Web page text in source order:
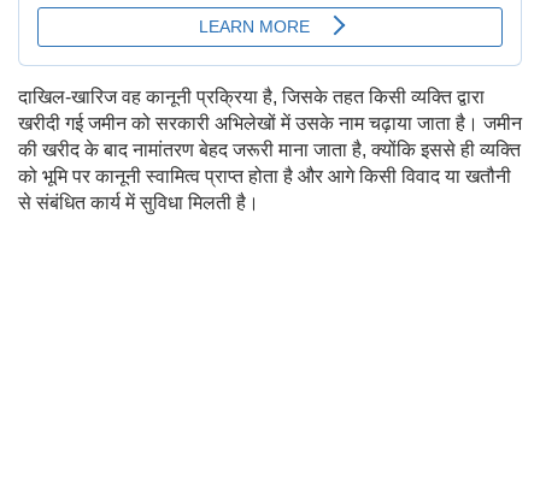
दाखिल-खारिज वह कानूनी प्रक्रिया है, जिसके तहत किसी व्यक्ति द्वारा
खरीदी गई जमीन को सरकारी अभिलेखों में उसके नाम चढ़ाया जाता है। जमीन
की खरीद के बाद नामांतरण बेहद जरूरी माना जाता है, क्योंकि इससे ही व्यक्ति
को भूमि पर कानूनी स्वामित्व प्राप्त होता है और आगे किसी विवाद या खतौनी
से संबंधित कार्य में सुविधा मिलती है।